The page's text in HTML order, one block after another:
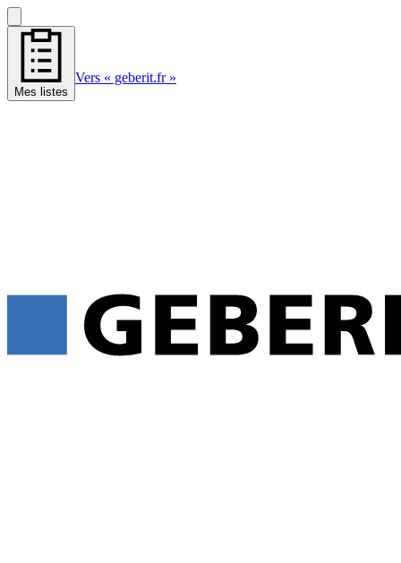
Mes listes
Vers « geberit.fr »